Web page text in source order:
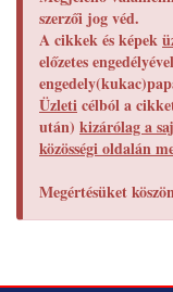
szerzői jog véd.
A cikkek és képek
előzetes
Üzleticélból a
után) kizárólag a
közösségi oldalán
Megértésüket